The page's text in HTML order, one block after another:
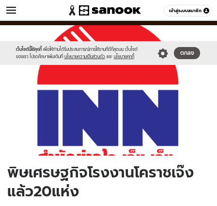
เข้าสู่ระบบสมาชิก
ข่าว หมวดอื่นๆ
เว็บไซต์นี้ใช้คุกกี้ เพื่อให้ท่านได้รับประสบการณ์การใช้งานที่ดีที่สุดบน เว็บไซต์
ของเรา โปรดศึกษาเพิ่มเติมที่ นโยบายความเป็นส่วนตัว และ นโยบายคุกกี้
ตกลง
//s.isanook.com/sr/0/images/logo-
sanook.png
//s.isanook.com/ns/0/ud/366/1832370/632861-
พิษเศรษฐกิจโรงงานโคราชเจ๊ง
แล้ว20แห่ง